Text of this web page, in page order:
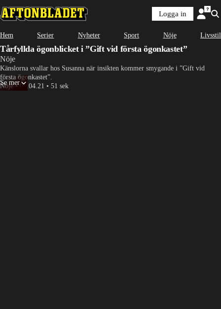
Denna videofil kan inte spelas.
Fel kod:232011
Ladda om
Logga in
Hem Serier Nyheter Sport Nöje Livsstil
Tårfyllda ögonblicket i ”Gift vid första ögonkastet”
Nöje
Känslorna svallar hos Susanna när insikten kommer smygande i ”Gift vid
första ögonkastet”.
Nöje•01.04.21 • 51 sek
Se mer